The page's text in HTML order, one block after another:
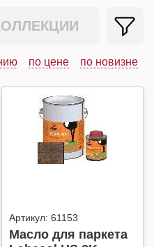
по цене по новизне
Артикул: 61153
Масло для паркета